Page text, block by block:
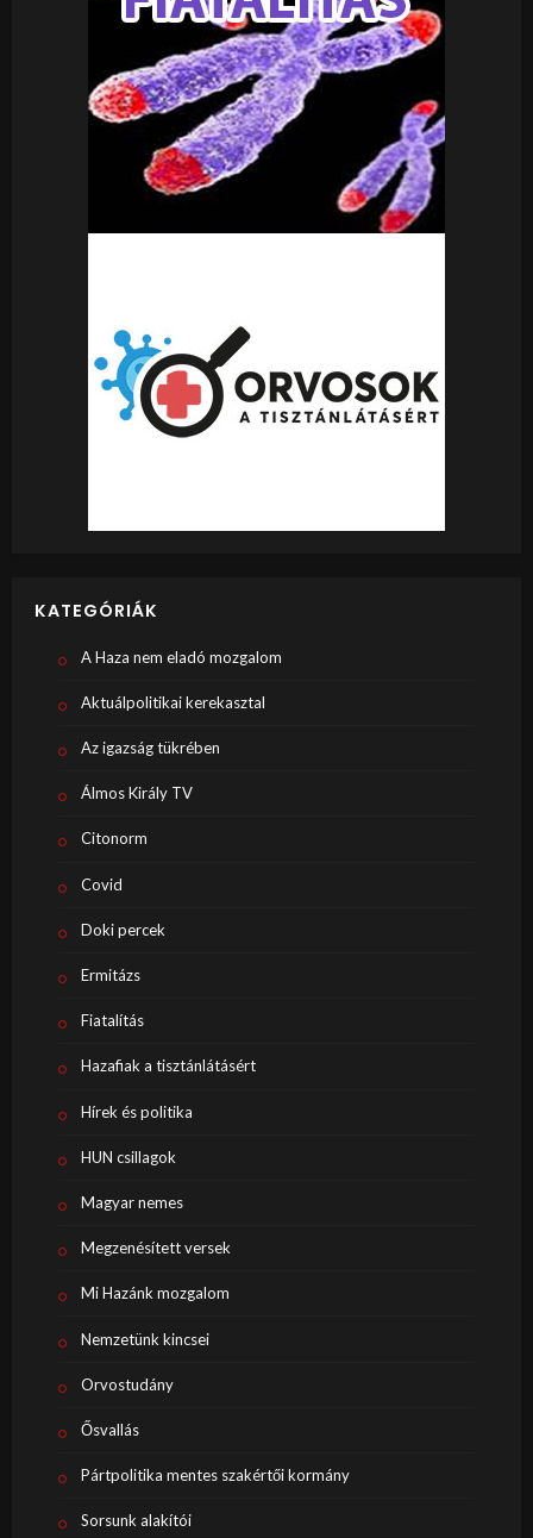
KATEGÓRIÁK
A Haza nem eladó mozgalom
Aktuálpolitikai kerekasztal
Az igazság tükrében
Álmos Király TV
Citonorm
Covid
Doki percek
Ermitázs
Fiatalítás
Hazafiak a tisztánlátásért
Hírek és politika
HUN csillagok
Magyar nemes
Megzenésített versek
Mi Hazánk mozgalom
Nemzetünk kincsei
Orvostudány
Ősvallás
Pártpolitika mentes szakértői kormány
Sorsunk alakítói